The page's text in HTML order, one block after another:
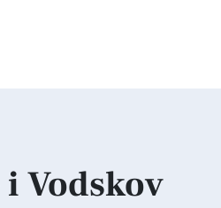
Vodskov